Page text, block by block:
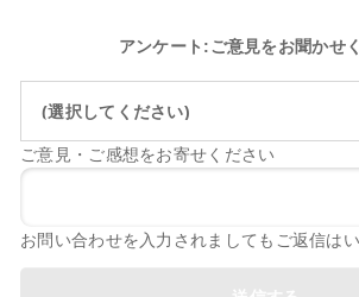
アンケート:ご意見をお聞かせ
(選択してください)
ご意見・ご感想をお寄せください
お問い合わせを入力されましてもご返信は